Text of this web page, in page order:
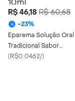
R$ 46,18 R$ 60,68
-23%
Eparema Solução Oral
Tradicional Sabor
Hortelã 12 Flaconetes
(R$0.0462/)